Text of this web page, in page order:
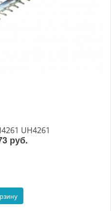
UH4261
руб.